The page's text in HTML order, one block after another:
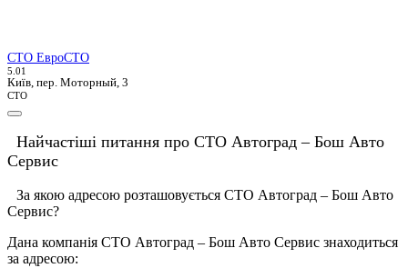
СТО ЕвроСТО
5.01
Київ, пер. Моторный, 3
СТО
Найчастіші питання про СТО Автоград – Бош Авто
Сервис
За якою адресою розташовується СТО Автоград – Бош Авто
Сервис?
Дана компанія СТО Автоград – Бош Авто Сервис знаходиться
за адресою: